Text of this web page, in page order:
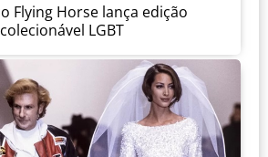
Flying Horse lança edição
colecionável LGBT